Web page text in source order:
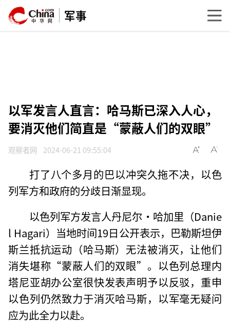
军事
以军发言人直言：哈马斯已深入人心，
要消灭他们简直是“蒙蔽人们的双眼”
观察者网 2024-06-21 09:55:04
打了八个多月的巴以冲突久拖不决，以色
列军方和政府的分歧日渐显现。
以色列军方发言人丹尼尔·哈加里（Danie
l Hagari）当地时间19日公开表示，巴勒斯坦伊
斯兰抵抗运动（哈马斯）无法被消灭，让他们
消失堪称“蒙蔽人们的双眼”。以色列总理内
塔尼亚胡办公室很快发表声明予以反驳，重申
以色列仍然致力于消灭哈马斯，以军毫无疑问
应为此全力以赴。